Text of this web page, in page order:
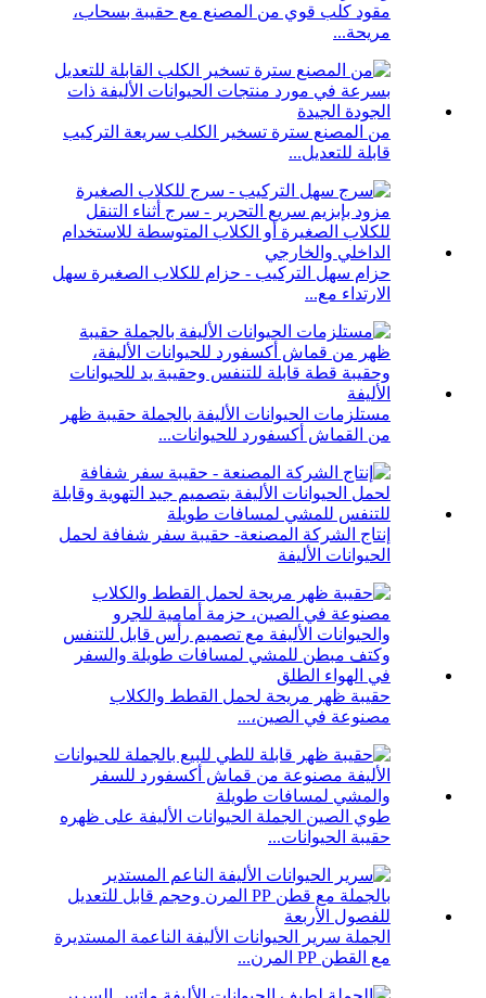
مقود كلب قوي من المصنع مع حقيبة بسحاب،
مريحة...
من المصنع سترة تسخير الكلب سريعة التركيب
قابلة للتعديل...
حزام سهل التركيب - حزام للكلاب الصغيرة سهل
الارتداء مع...
مستلزمات الحيوانات الأليفة بالجملة حقيبة ظهر
من القماش أكسفورد للحيوانات...
إنتاج الشركة المصنعة- حقيبة سفر شفافة لحمل
الحيوانات الأليفة
حقيبة ظهر مريحة لحمل القطط والكلاب
مصنوعة في الصين،...
طوي الصين الجملة الحيوانات الأليفة على ظهره
حقيبة الحيوانات...
الجملة سرير الحيوانات الأليفة الناعمة المستديرة
مع القطن PP المرن...